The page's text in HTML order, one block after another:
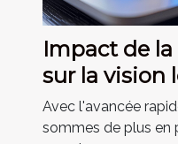
Impact de
sur la vision
pratiques
yeux à l'ère
Avec l'avancée
sommes de plus en